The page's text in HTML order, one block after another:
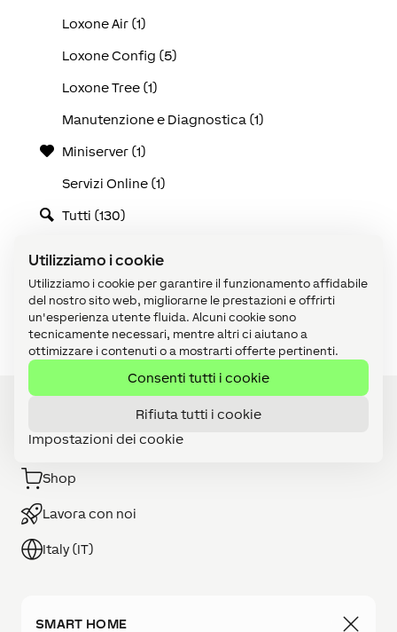
Utilizziamo i cookie
Utilizziamo i cookie per garantire il funzionamento affidabile
del nostro sito web, migliorarne le prestazioni e offrirti
un'esperienza utente fluida. Alcuni cookie sono
tecnicamente necessari, mentre altri ci aiutano a
ottimizzare i contenuti o a mostrarti offerte pertinenti.
Consenti tutti i cookie
Rifiuta tutti i cookie
Impostazioni dei cookie
Loxone Air (1)
Loxone Config (5)
Loxone Tree (1)
Manutenzione e Diagnostica (1)
Miniserver (1)
Servizi Online (1)
Tutti (130)
Video tutorial (1)
Visualizzazione (1)
Diventa Partner
Shop
Lavora con noi
Italy (IT)
SMART HOME